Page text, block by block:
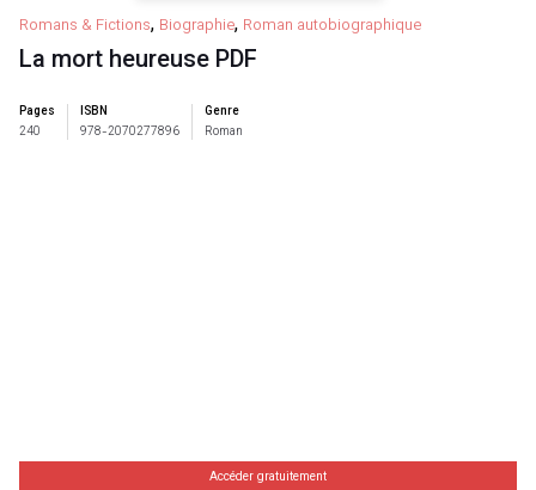
Romans & Fictions, Biographie, Roman autobiographique
La mort heureuse PDF
Pages
240
ISBN
978-2070277896
Genre
Roman
Accéder gratuitement